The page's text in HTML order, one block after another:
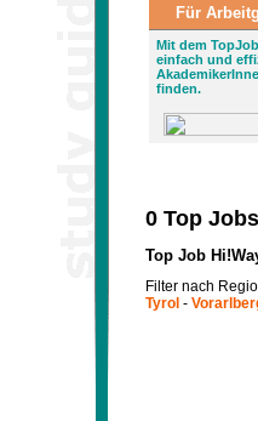
Für
Mit dem
einfach und
finden.
0 Top
Top Job
Filter nach
Tyrol -